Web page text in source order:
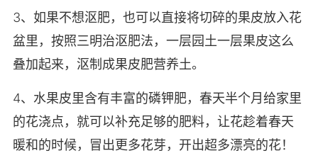
3、如果不想沤肥，也可以直接将切碎的果皮放入花
盆里，按照三明治沤肥法，一层园土一层果皮这么
叠加起来，沤制成果皮肥营养土。
4、水果皮里含有丰富的磷钾肥，春天半个月给家里
的花浇点，就可以补充足够的肥料，让花趁着春天
暖和的时候，冒出更多花芽，开出超多漂亮的花！